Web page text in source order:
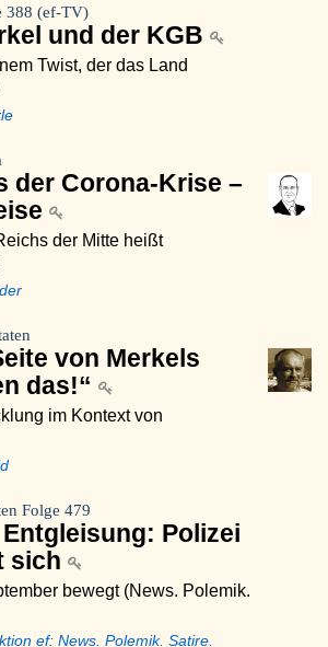
388 (ef-TV)
und der KGB
Twist, der das Land
der Corona-Krise –
der Mitte heißt
von Merkels
das!“
im Kontext von
Folge 479
Polizei
sich
bewegt (News. Polemik.
ef: News. Polemik. Satire.